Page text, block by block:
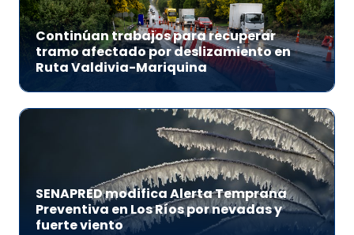
Continúan trabajos para recuperar
tramo afectado por deslizamiento en
Ruta Valdivia-Mariquina
SENAPRED modifica Alerta Temprana
Preventiva en Los Ríos por nevadas y
fuerte viento